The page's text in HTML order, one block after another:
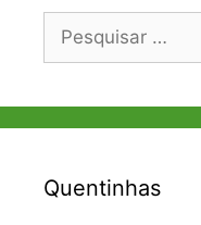
Pesquisar
Quentinhas